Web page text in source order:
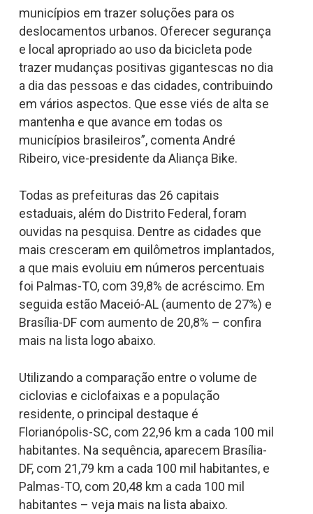
municípios em trazer soluções para os
deslocamentos urbanos. Oferecer segurança
e local apropriado ao uso da bicicleta pode
trazer mudanças positivas gigantescas no dia
a dia das pessoas e das cidades, contribuindo
em vários aspectos. Que esse viés de alta se
mantenha e que avance em todas os
municípios brasileiros”, comenta André
Ribeiro, vice-presidente da Aliança Bike.
Todas as prefeituras das 26 capitais
estaduais, além do Distrito Federal, foram
ouvidas na pesquisa. Dentre as cidades que
mais cresceram em quilômetros implantados,
a que mais evoluiu em números percentuais
foi Palmas-TO, com 39,8% de acréscimo. Em
seguida estão Maceió-AL (aumento de 27%) e
Brasília-DF com aumento de 20,8% – confira
mais na lista logo abaixo.
Utilizando a comparação entre o volume de
ciclovias e ciclofaixas e a população
residente, o principal destaque é
Florianópolis-SC, com 22,96 km a cada 100 mil
habitantes. Na sequência, aparecem Brasília-
DF, com 21,79 km a cada 100 mil habitantes, e
Palmas-TO, com 20,48 km a cada 100 mil
habitantes – veja mais na lista abaixo.